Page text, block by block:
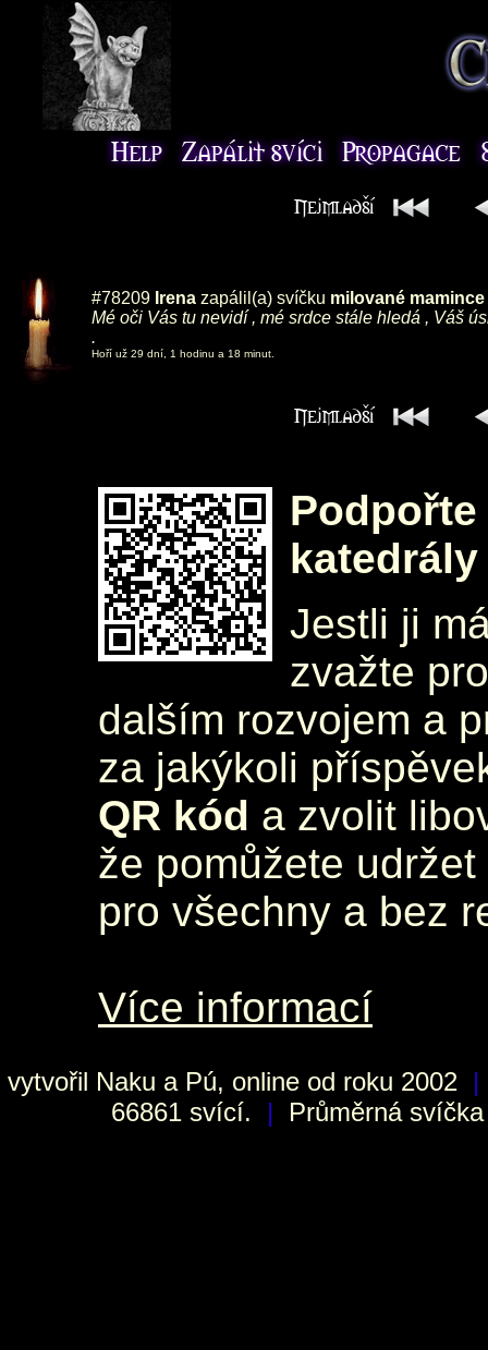
#78209 Irena zapálil(a) svíčku milované
Mé oči Vás tu nevidí , mé srdce stále hledá , Váš
.
Hoří už 29 dní, 1 hodinu a 18 minut.
katedrály
Jestli ji
zvažte
dalším rozvojem a
za jakýkoli
QR kód a zvolit
že pomůžete
pro všechny a bez
Více informací
vytvořil Naku a Pú, online od roku 2002 |
66861 svící.
| Průměrná